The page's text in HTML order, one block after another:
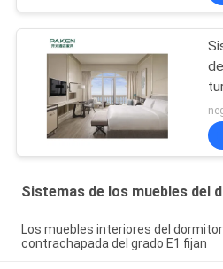
Sistemas de los muebles del
Los muebles interiores del
contrachapada del grado E1 fijan